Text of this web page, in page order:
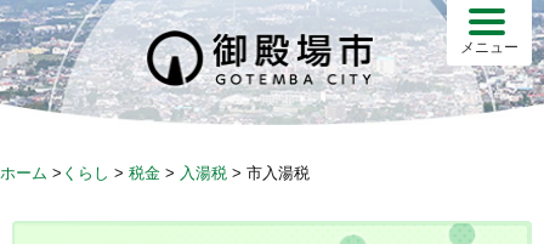
S
k
i
p
メニュー
ホーム > くらし > 税金 > 入湯税 > 市入湯税